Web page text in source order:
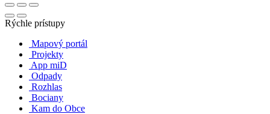
Rýchle prístupy
Mapový portál
Projekty
App miD
Odpady
Rozhlas
Bociany
Kam do Obce